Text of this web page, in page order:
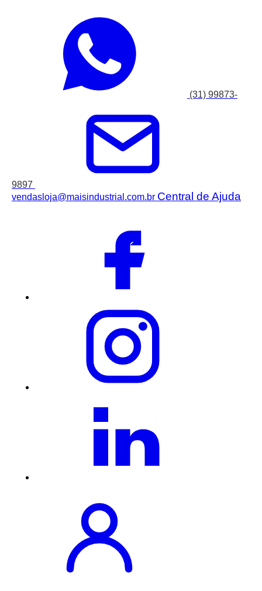
(31) 99873-
9897
vendasloja@maisindustrial.com.br Central de Ajuda